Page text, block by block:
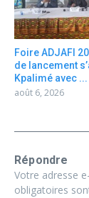
Foire ADJAFI
de lancement
Kpalimé avec ...
août 6, 2026
Répondre
Votre adresse
obligatoires